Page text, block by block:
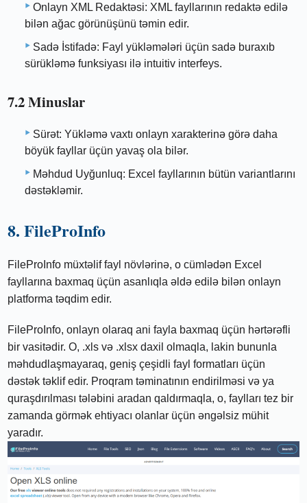
Onlayn XML Redaktəsi: XML fayllarının redaktə edilə
bilən ağac görünüşünü təmin edir.
Sadə İstifadə: Fayl yükləmələri üçün sadə buraxıb
sürükləmə funksiyası ilə intuitiv interfeys.
7.2 Minuslar
Sürət: Yükləmə vaxtı onlayn xarakterinə görə daha
böyük fayllar üçün yavaş ola bilər.
Məhdud Uyğunluq: Excel fayllarının bütün variantlarını
dəstəkləmir.
8. ​​FileProInfo
FileProInfo müxtəlif fayl növlərinə, o cümlədən Excel
fayllarına baxmaq üçün asanlıqla əldə edilə bilən onlayn
platforma təqdim edir.
FileProInfo, onlayn olaraq ani fayla baxmaq üçün hərtərəfli
bir vasitədir. O, .xls və .xlsx daxil olmaqla, lakin bununla
məhdudlaşmayaraq, geniş çeşidli fayl formatları üçün
dəstək təklif edir. Proqram təminatının endirilməsi və ya
quraşdırılması tələbini aradan qaldırmaqla, o, faylları tez bir
zamanda görmək ehtiyacı olanlar üçün əngəlsiz mühit
yaradır.